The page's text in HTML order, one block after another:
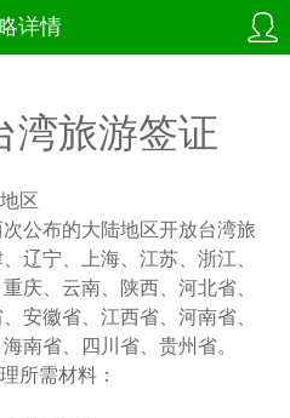
详情
湾旅游签证
区
公布的大陆地区开放台湾旅
辽宁、上海、江苏、浙江、
庆、云南、陕西、河北省、
安徽省、江西省、河南省、
南省、四川省、贵州省。
所需材料：